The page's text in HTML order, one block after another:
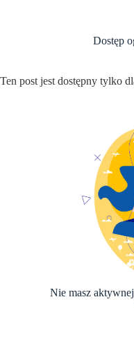
Dostęp
Ten post jest dostępny tylko
Nie masz